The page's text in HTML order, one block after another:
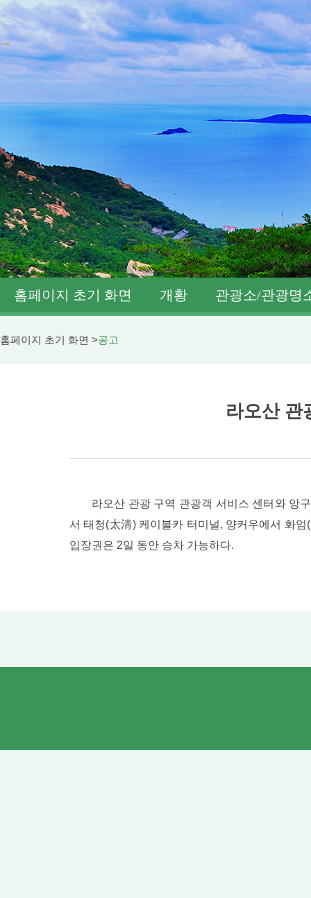
홈페이지 초기 화면 개황 관광소/관광명
홈페이지 초기 화면 >공고
라오산 관
라오산 관광 구역 관광객 서비스 센터와 앙
서 태청(太清) 케이블카 터미널, 양커우에서 화
입장권은 2일 동안 승차 가능하다.